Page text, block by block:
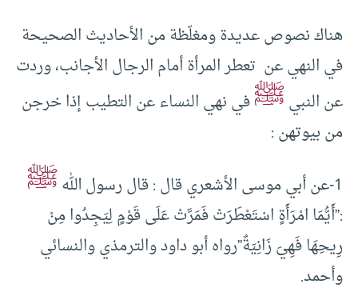
هناك نصوص عديدة ومغلّظة من الأحاديث الصحيحة
في النهي عن تعطر المرأة أمام الرجال الأجانب، وردت
عن النبيﷺفي نهي النساء عن التطيب إذا خرجن
من بيوتهن :
1-عن أبي موسى الأشعري قال : قال رسول الله
ﷺ
:”أَيُّمَا امْرَأَةٍ اسْتَعْطَرَتْ فَمَرَّتْ عَلَى قَوْمٍ لِيَجِدُوا مِنْ
رِيحِهَا فَهِيَ زَانِيَةٌ”رواه أبو داود والترمذي والنسائي
وأحمد.